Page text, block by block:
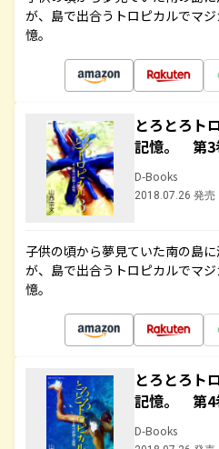
が、島で出合うトロピカルでマ
憶。
とろとろト
記憶。 第3
D-Books
2018.07.26 発売
子供の頃から夢見ていた南の島
が、島で出合うトロピカルでマ
憶。
とろとろト
記憶。 第4
D-Books